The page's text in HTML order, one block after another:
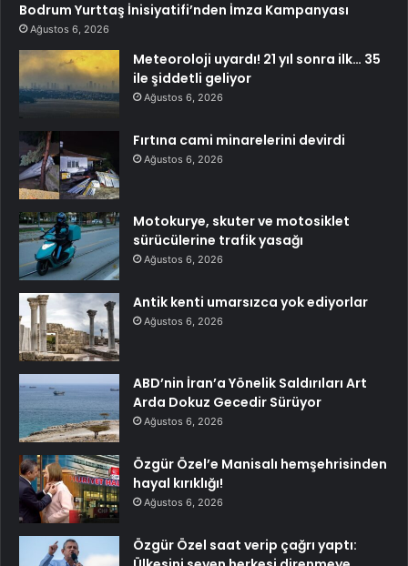
Bodrum Yurttaş İnisiyatifi’nden İmza Kampanyası
Ağustos 6, 2026
Meteoroloji uyardı! 21 yıl sonra ilk… 35
ile şiddetli geliyor
Ağustos 6, 2026
Fırtına cami minarelerini devirdi
Ağustos 6, 2026
Motokurye, skuter ve motosiklet
sürücülerine trafik yasağı
Ağustos 6, 2026
Antik kenti umarsızca yok ediyorlar
Ağustos 6, 2026
ABD’nin İran’a Yönelik Saldırıları Art
Arda Dokuz Gecedir Sürüyor
Ağustos 6, 2026
Özgür Özel’e Manisalı hemşehrisinden
hayal kırıklığı!
Ağustos 6, 2026
Özgür Özel saat verip çağrı yaptı: